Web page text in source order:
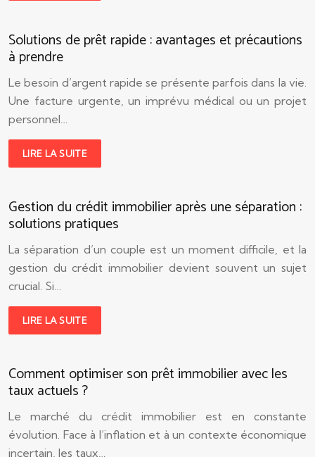
Solutions de prêt rapide : avantages et précautions
à prendre
Le besoin d’argent rapide se présente parfois dans la vie.
Une facture urgente, un imprévu médical ou un projet
personnel…
LIRE LA SUITE
Gestion du crédit immobilier après une séparation :
solutions pratiques
La séparation d’un couple est un moment difficile, et la
gestion du crédit immobilier devient souvent un sujet
crucial. Si…
LIRE LA SUITE
Comment optimiser son prêt immobilier avec les
taux actuels ?
Le marché du crédit immobilier est en constante
évolution. Face à l’inflation et à un contexte économique
incertain, les taux…